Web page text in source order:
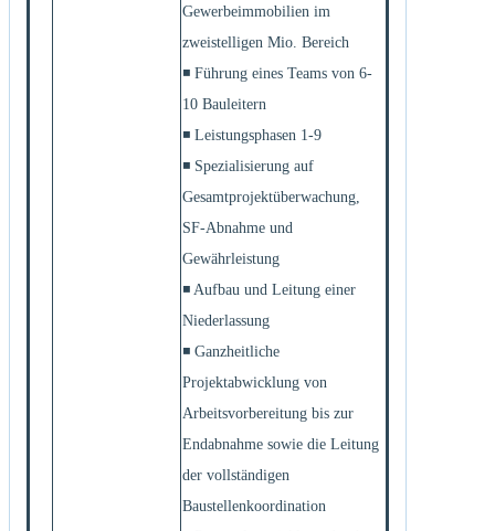
Gewerbeimmobilien im
zweistelligen Mio. Bereich
◾ Führung eines Teams von 6-
10 Bauleitern
◾ Leistungsphasen 1-9
◾ Spezialisierung auf
Gesamtprojektüberwachung,
SF-Abnahme und
Gewährleistung
◾ Aufbau und Leitung einer
Niederlassung
◾ Ganzheitliche
Projektabwicklung von
Arbeitsvorbereitung bis zur
Endabnahme sowie die Leitung
der vollständigen
Baustellenkoordination